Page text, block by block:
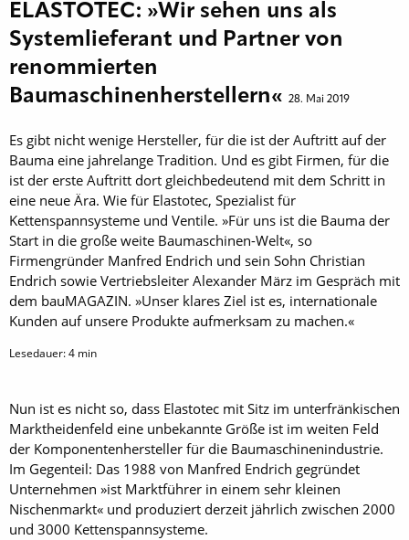
ELASTOTEC: »Wir sehen uns als
Systemlieferant und Partner von
renommierten
Baumaschinenherstellern« 28. Mai 2019
Es gibt nicht wenige Hersteller, für die ist der Auftritt auf der
Bauma eine jahrelange Tradition. Und es gibt Firmen, für die
ist der erste Auftritt dort gleichbedeutend mit dem Schritt in
eine neue Ära. Wie für Elastotec, Spezialist für
Kettenspannsysteme und Ventile. »Für uns ist die Bauma der
Start in die große weite Baumaschinen-Welt«, so
Firmengründer Manfred Endrich und sein Sohn Christian
Endrich sowie Vertriebsleiter Alexander März im Gespräch mit
dem bauMAGAZIN. »Unser klares Ziel ist es, internationale
Kunden auf unsere Produkte aufmerksam zu machen.«
Lesedauer:4 min
Nun ist es nicht so, dass Elastotec mit Sitz im unterfränkischen
Marktheidenfeld eine unbekannte Größe ist im weiten Feld
der Komponentenhersteller für die Baumaschinenindustrie.
Im Gegenteil: Das 1988 von Manfred Endrich gegründet
Unternehmen »ist Marktführer in einem sehr kleinen
Nischenmarkt« und produziert derzeit jährlich zwischen 2000
und 3000 Kettenspannsysteme.